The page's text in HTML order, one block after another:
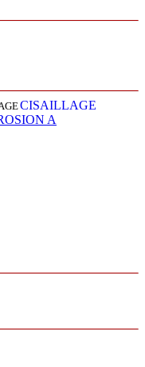
CISAILLAGE
A